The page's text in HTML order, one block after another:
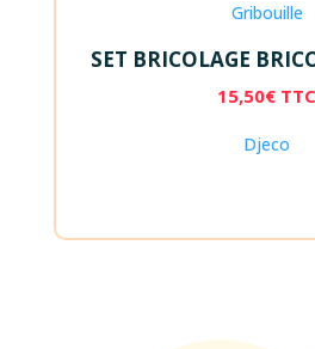
SET BRICOLAGE
15,50€ TTC
Djeco